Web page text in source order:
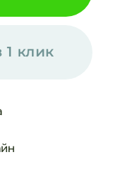
клик